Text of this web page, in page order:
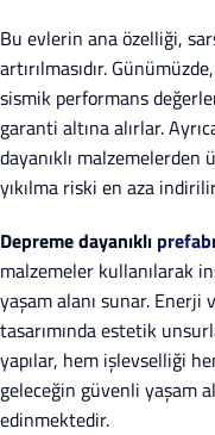
Bu evlerin ana özelliği,
artırılmasıdır.
sismik performans
garanti altına alırlar.
dayanıklı malzemelerden
yıkılma riski en aza
Depreme dayanıklı
malzemeler kullanılarak
yaşam alanı sunar.
tasarımında estetik
yapılar, hem işlevselliği
geleceğin güvenli yaşam
edinmektedir.